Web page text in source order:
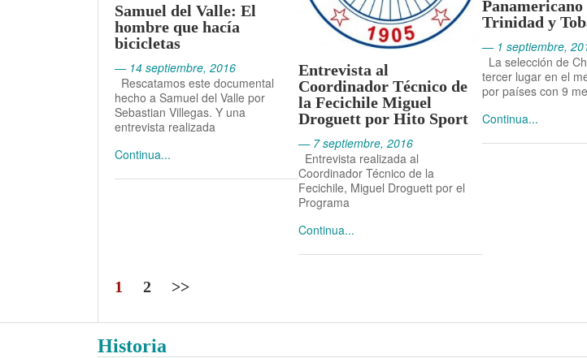
Samuel del Valle: El
hombre que hacía
bicicletas
— 14 septiembre, 2016
Rescatamos este documental
hecho a Samuel del Valle por
Sebastian Villegas. Y una
entrevista realizada
Continua...
Entrevista al
Coordinador Técnico de
la Fecichile Miguel
Droguett por Hito Sport
— 7 septiembre, 2016
Entrevista realizada al
Coordinador Técnico de la
Fecichile, Miguel Droguett por el
Programa
Continua...
Panamericano
Trinidad y
— 1 septiembre,
La selección de
tercer lugar en el
por países con 9
Continua...
1 2 >>
Historia